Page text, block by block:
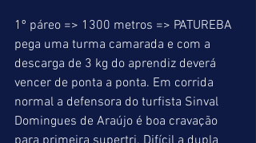
1º páreo => 1300 metros => PATUREBA
pega uma turma camarada e com a
descarga de 3 kg do aprendiz deverá
vencer de ponta a ponta. Em corrida
normal a defensora do turfista Sinval
Domingues de Araújo é boa cravação